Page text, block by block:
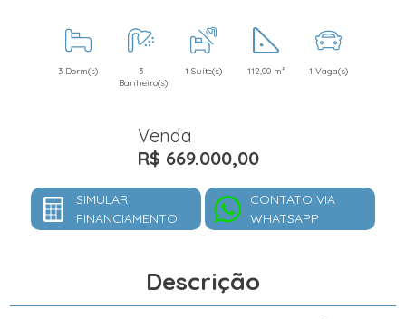
3 Dorm(s)
3
Banheiro(s)
1 Suíte(s) 112,00 m² 1 Vaga(s)
Venda
R$ 669.000,00
SIMULAR
FINANCIAMENTO
CONTATO VIA
WHATSAPP
Descrição